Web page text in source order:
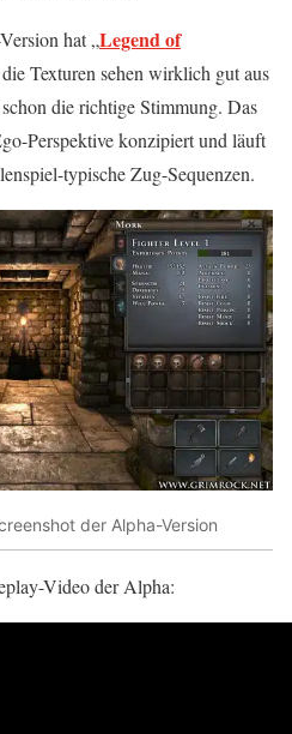
hat „Legend of
Texturen sehen wirklich gut aus
die richtige Stimmung. Das
Perspektive konzipiert und läuft
typische Zug-Sequenzen.
der Alpha-Version
Video der Alpha: